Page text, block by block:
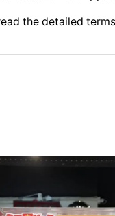
the detailed